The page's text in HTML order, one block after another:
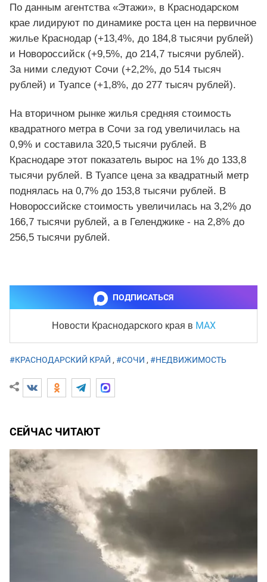
По данным агентства «Этажи», в Краснодарском
крае лидируют по динамике роста цен на первичное
жилье Краснодар (+13,4%, до 184,8 тысячи рублей)
и Новороссийск (+9,5%, до 214,7 тысячи рублей).
За ними следуют Сочи (+2,2%, до 514 тысяч
рублей) и Туапсе (+1,8%, до 277 тысяч рублей).
На вторичном рынке жилья средняя стоимость
квадратного метра в Сочи за год увеличилась на
0,9% и составила 320,5 тысячи рублей. В
Краснодаре этот показатель вырос на 1% до 133,8
тысячи рублей. В Туапсе цена за квадратный метр
поднялась на 0,7% до 153,8 тысячи рублей. В
Новороссийске стоимость увеличилась на 3,2% до
166,7 тысячи рублей, а в Геленджике - на 2,8% до
256,5 тысячи рублей.
ПОДПИСАТЬСЯ
Новости Краснодарского края в MAX
#КРАСНОДАРСКИЙ КРАЙ , #СОЧИ , #НЕДВИЖИМОСТЬ
СЕЙЧАС ЧИТАЮТ